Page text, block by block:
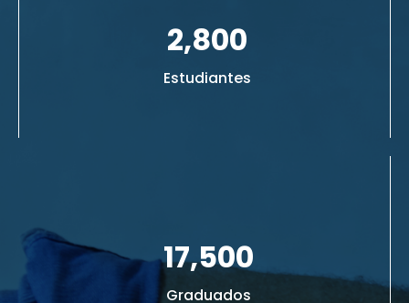
2,800
Estudiantes
17,500
Graduados